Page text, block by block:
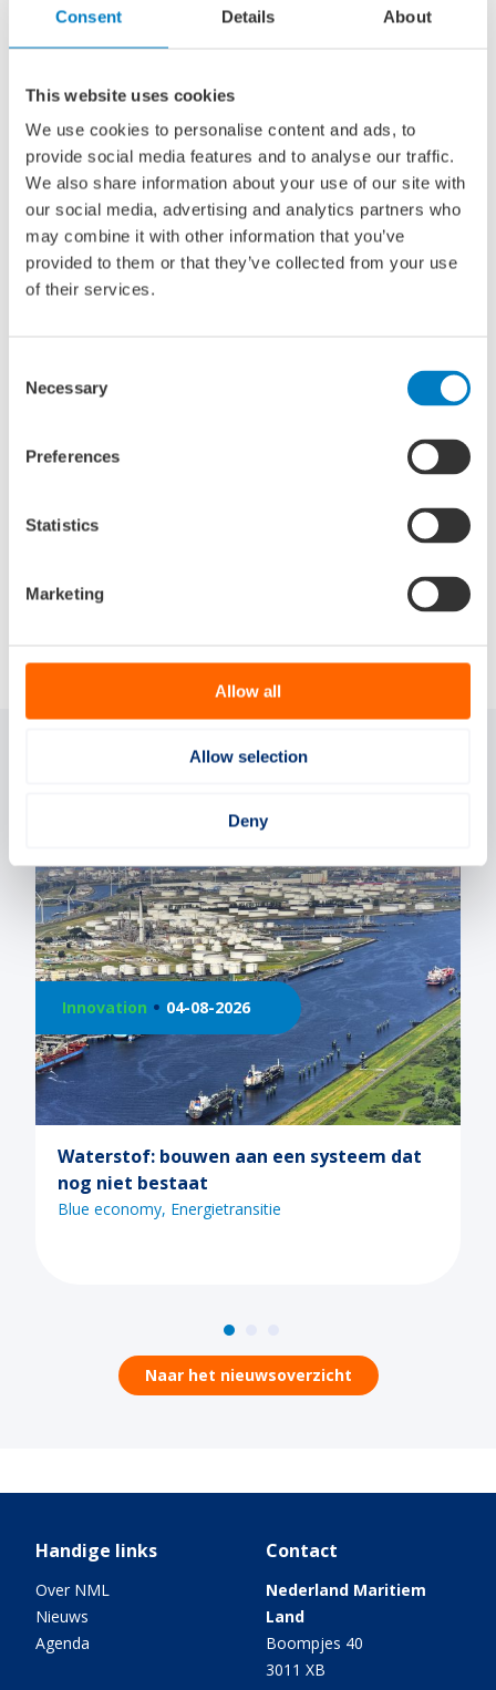
Consent Details About
This website uses cookies
We use cookies to personalise content and ads, to
provide social media features and to analyse our traffic.
We also share information about your use of our site with
our social media, advertising and analytics partners who
may combine it with other information that you’ve
provided to them or that they’ve collected from your use
of their services.
Selection
Necessary
Preferences
Statistics
Marketing
Allow all
Allow selection
Deny
internationale operators, leveranciers, certificerende
behoeften ten aanzien van gestandaardiseerde criteria en
informatie over lopende internationale initiatieven rond dit
onderwerp.
Daaropvolgend zal de noodzaak en haalbaarheid tot het
initiëren van een vervolg- of aansluitend onderzoek bij
deze ontwikkelingen getoetst worden. Wanneer beiden
positief beantwoord zijn, zal een gedetailleerd plan
van internationale samenwerking om te komen tot een
internationaal omarmde standaard evaluatieprocedure.
Uitkomsten van het vervolgproject moeten leiden tot een
verhoging van de veiligheid, betrouwbaarheid en acceptatie
binnenvaart.
Gerelateerde artikelen
04-08-2026
bouwen aan een systeem dat
bestaat
Energietransitie
Innovation
Ontdek
Naar het nieuwsoverzicht
Handige links
Over NML
Nieuws
Agenda
Contact
Nederland Maritiem
Land
Boompjes 40
3011 XB